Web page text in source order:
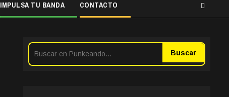
IMPULSA TU BANDA CONTACTO
Buscar